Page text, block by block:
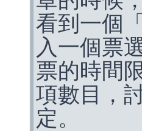
看到一個
入一個票
票的時間
項數目，
定。